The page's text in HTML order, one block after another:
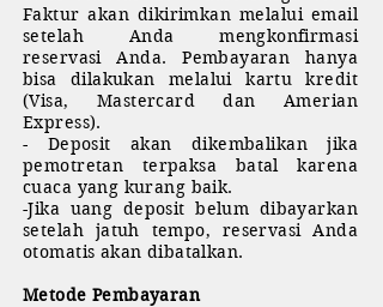
Faktur akan dikirimkan melalui email
setelah Anda mengkonfirmasi
reservasi Anda. Pembayaran hanya
bisa dilakukan melalui kartu kredit
(Visa, Mastercard dan Amerian
Express).
- Deposit akan dikembalikan jika
pemotretan terpaksa batal karena
cuaca yang kurang baik.
-Jika uang deposit belum dibayarkan
setelah jatuh tempo, reservasi Anda
otomatis akan dibatalkan.
Metode Pembayaran